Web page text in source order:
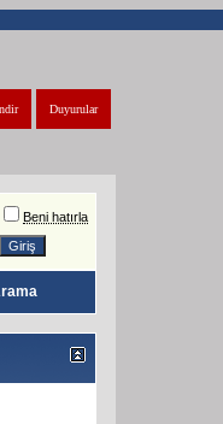
Duyurular
Beni hatırla